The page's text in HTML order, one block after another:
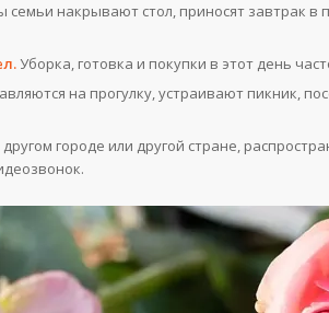
семьи накрывают стол, приносят завтрак в
Уборка, готовка и покупки в этот день
на прогулку, устраивают пикник,
городе или другой стране,